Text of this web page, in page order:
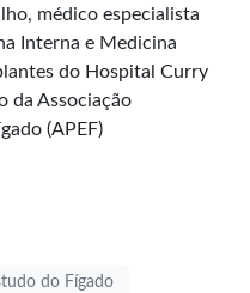
médico especialista
Interna e Medicina
do Hospital Curry
da Associação
(APEF)
do Fígado